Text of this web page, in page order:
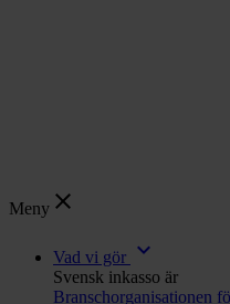
Meny close
Vad vi gör expand_more
Svensk inkasso är
Branschorganisationen